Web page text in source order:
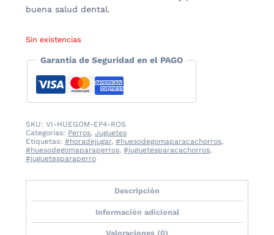
buena salud dental.
Sin existencias
Garantía de Seguridad en el PAGO
SKU: VI-HUEGOM-EP4-ROS
Categorías: Perros, Juguetes
Etiquetas: #horadejugar, #huesodegomaparacachorros,
#huesodegomaparaperros, #juguetesparacachorros,
#juguetesparaperro
Descripción
Información adicional
Valoraciones (0)